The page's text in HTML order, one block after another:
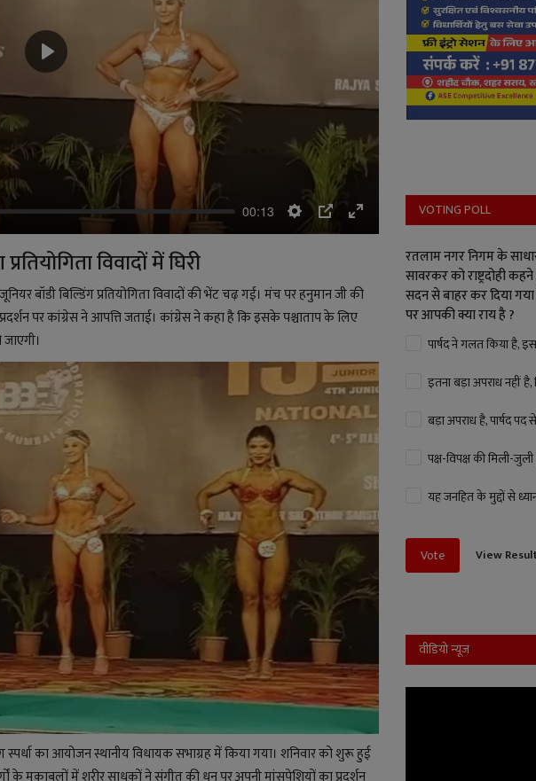
00:13
fullscreen
Play
विवादों में घिरी
बॉडी बिल्डिंग प्रतियोगिता विवादों की भेंट चढ़ गई। मंच पर हनुमान जी की
पर कांग्रेस ने आपत्ति जताई। कांग्रेस ने कहा है कि इसके पश्चाताप के लिए
स्पर्धा का आयोजन स्थानीय विधायक सभाग्रह में किया गया। शनिवार को शुरू हुई
VOTING POLL
रतलाम नगर निगम के
सावरकर को राष्ट्रदोही
सदन से बाहर कर दिया
पर आपकी क्या राय है ?
पार्षद ने गलत किया है,
इतना बड़ा अपराध नहीं है,
बड़ा अपराध है, पार्षद पद
पक्ष-विपक्ष की मिली-
यह जनहित के मुद्दों से
Vote View
वीडियो न्यूज